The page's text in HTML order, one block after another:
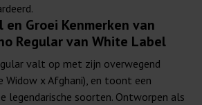
en Groei Kenmerken van
Regular van White Label
valt op met zijn overwegend
Widow x Afghani), en toont een
legendarische soorten. Ontworpen als